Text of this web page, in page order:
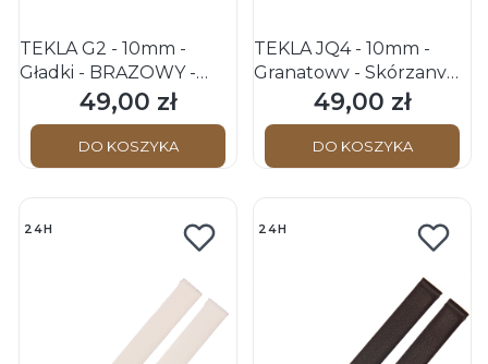
TEKLA G2 - 10mm -
Gładki - BRĄZOWY -
Skórzany pasek do
zegarka
Cena
49,00 zł
DO KOSZYKA
TEKLA JQ4 - 10mm -
Granatowy - Skórzany
pasek do zegarka
Cena
49,00 zł
DO KOSZYKA
24H 24H